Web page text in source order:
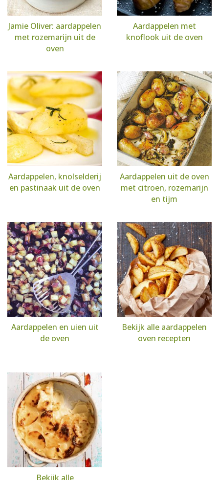
Jamie Oliver: aardappelen
met rozemarijn uit de
oven
Aardappelen met
knoflook uit de oven
Aardappelen, knolselderij
en pastinaak uit de oven
Aardappelen uit de oven
met citroen, rozemarijn
en tijm
Aardappelen en uien uit
de oven
Bekijk alle aardappelen
oven recepten
Bekijk alle